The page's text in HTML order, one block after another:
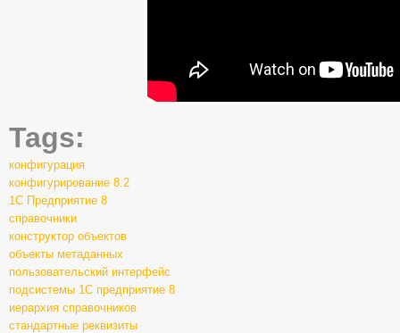
Tags:
конфигурация
конфигурирование 8.2
1С Предприятие 8
справочники
конструктор объектов
объекты метаданных
пользовательский интерфейс
подсистемы 1С предприятие 8
иерархия справочников
стандартные реквизиты